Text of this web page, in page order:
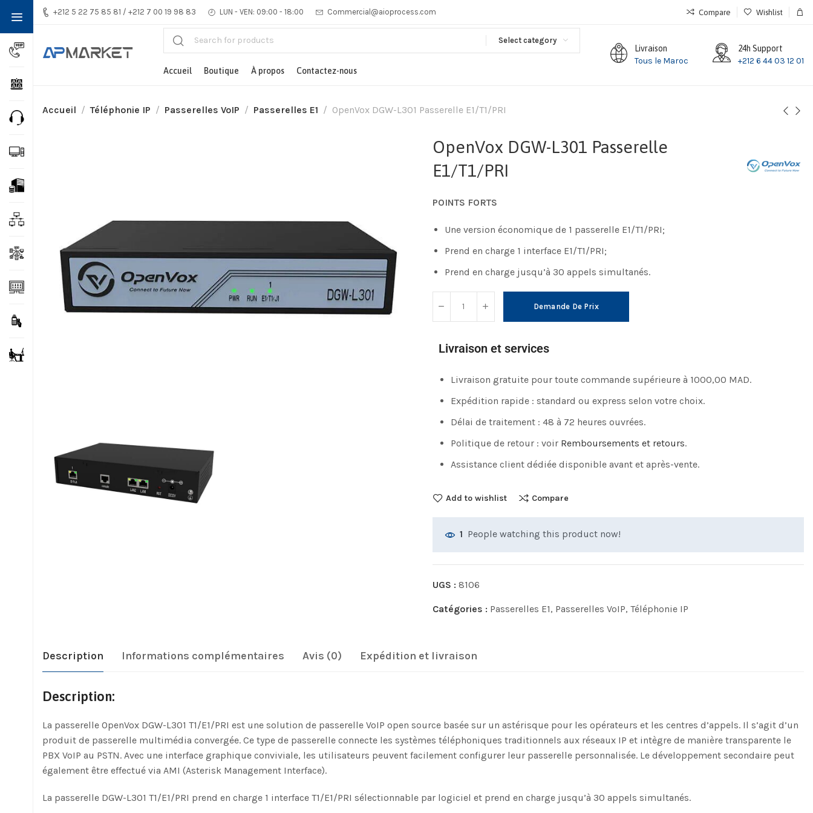
+212 5 22 75 85 81 / +212 7 00 19 98 83 LUN - VEN: 09:00 - 18:00 Commercial@aioprocess.com Compare Wishlist
Select category
Accueil Boutique À propos Contactez-nous
Livraison
Tous le Maroc
24h Support
+212 6 44 03 12 01
Accueil Téléphonie IP Passerelles VoIP Passerelles E1 OpenVox DGW-L301 Passerelle E1/T1/PRI
OpenVox DGW-L301 Passerelle
E1/T1/PRI
POINTS FORTS
Une version économique de 1 passerelle E1/T1/PRI;
Prend en charge 1 interface E1/T1/PRI;
Prend en charge jusqu’à 30 appels simultanés.
Demande De Prix
Livraison et services
Livraison gratuite pour toute commande supérieure à 1000,00 MAD.
Expédition rapide : standard ou express selon votre choix.
Délai de traitement : 48 à 72 heures ouvrées.
Politique de retour : voir Remboursements et retours.
Assistance client dédiée disponible avant et après-vente.
Add to wishlist Compare
1 People watching this product now!
UGS : 8106
Catégories : Passerelles E1, Passerelles VoIP, Téléphonie IP
Description Informations complémentaires Avis (0) Expédition et livraison
Description:
La passerelle OpenVox DGW-L301 T1/E1/PRI est une solution de passerelle VoIP open source basée sur un astérisque pour les opérateurs et les centres d’appels. Il s’agit d’un
produit de passerelle multimédia convergée. Ce type de passerelle connecte les systèmes téléphoniques traditionnels aux réseaux IP et intègre de manière transparente le
PBX VoIP au PSTN. Avec une interface graphique conviviale, les utilisateurs peuvent facilement configurer leur passerelle personnalisée. Le développement secondaire peut
également être effectué via AMI (Asterisk Management Interface).
La passerelle DGW-L301 T1/E1/PRI prend en charge 1 interface T1/E1/PRI sélectionnable par logiciel et prend en charge jusqu’à 30 appels simultanés.